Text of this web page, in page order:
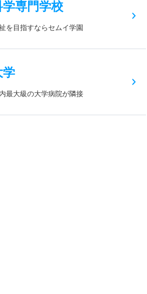
専門学校
を目指すならセムイ学園
学
最大級の大学病院が隣接